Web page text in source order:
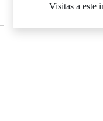
Visitas a este